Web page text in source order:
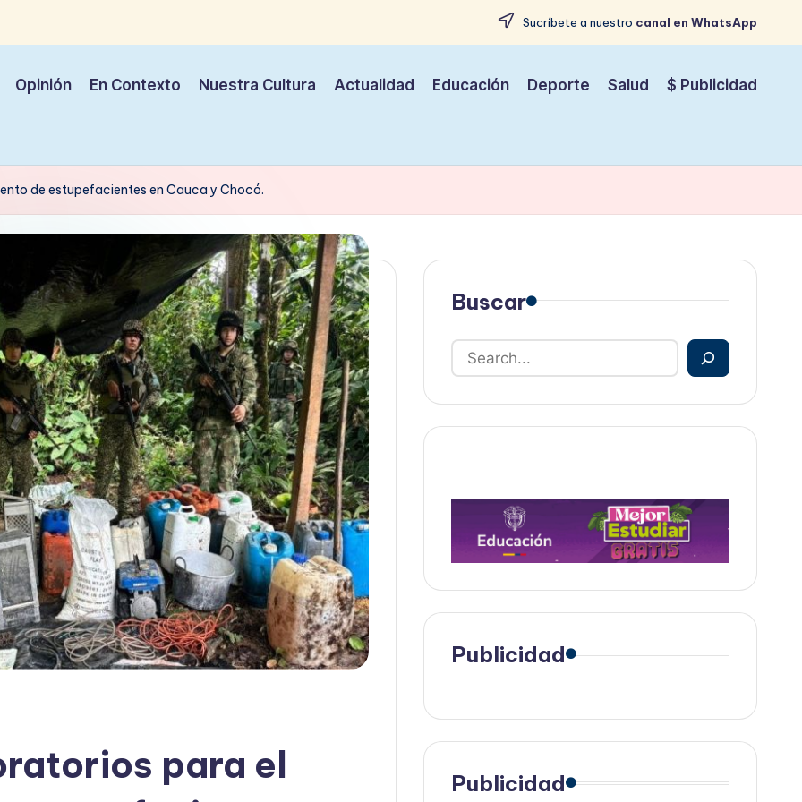
Sucríbete a nuestro canal en WhatsApp
Opinión En Contexto Nuestra Cultura Actualidad Educación Deporte Salud $ Publicidad
de estupefacientes en Cauca y Chocó.
para el
Buscar
Publicidad
Publicidad